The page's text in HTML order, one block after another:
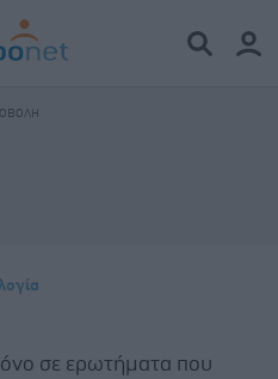
σε ερωτήματα που